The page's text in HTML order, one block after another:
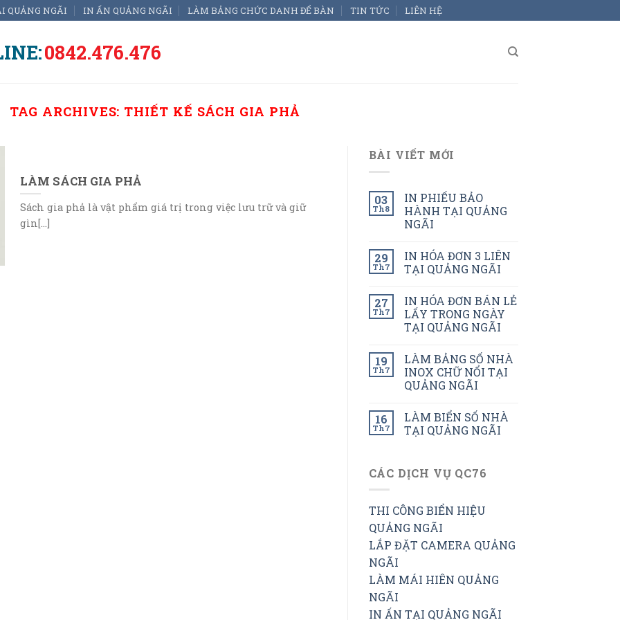
QUẢNG NGÃI IN ẤN QUẢNG NGÃI LÀM BẢNG CHỨC DANH ĐỂ BÀN TIN TỨC LIÊN HỆ
0842.476.476
TAG ARCHIVES: THIẾT KẾ SÁCH GIA PHẢ
LÀM SÁCH GIA PHẢ
Sách gia phả là vật phẩm giá trị trong việc lưu trữ và giữ
gìn[...]
BÀI VIẾT MỚI
03
Th8
IN PHIẾU BẢO
HÀNH TẠI QUẢNG
NGÃI
29
Th7
IN HÓA ĐƠN 3 LIÊN
TẠI QUẢNG NGÃI
27
Th7
IN HÓA ĐƠN BÁN LẺ
LẤY TRONG NGÀY
TẠI QUẢNG NGÃI
19
Th7
LÀM BẢNG SỐ NHÀ
INOX CHỮ NỔI TẠI
QUẢNG NGÃI
16
Th7
LÀM BIỂN SỐ NHÀ
TẠI QUẢNG NGÃI
CÁC DỊCH VỤ QC76
THI CÔNG BIỂN HIỆU
QUẢNG NGÃI
LẮP ĐẶT CAMERA QUẢNG
NGÃI
LÀM MÁI HIÊN QUẢNG
NGÃI
IN ẤN TẠI QUẢNG NGÃI